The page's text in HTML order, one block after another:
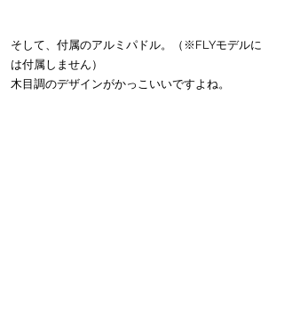
そして、付属のアルミパドル。（※FLYモデルに
は付属しません）
木目調のデザインがかっこいいですよね。